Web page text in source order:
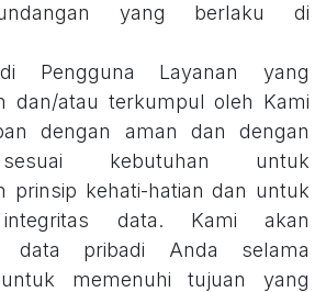
undangan yang berlaku di
Pengguna Layanan yang
dan/atau terkumpul oleh Kami
dengan aman dan dengan
kebutuhan untuk
prinsip kehati-hatian dan untuk
integritas data. Kami akan
data pribadi Anda selama
memenuhi tujuan yang